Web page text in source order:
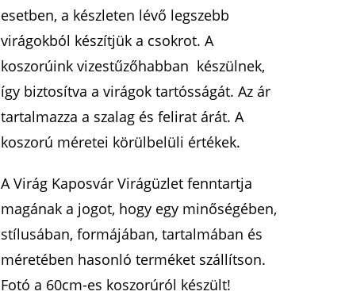
esetben, a készleten lévő legszebb
virágokból készítjük a csokrot. A
koszorúink vizestűzőhabban készülnek,
így biztosítva a virágok tartósságát. Az ár
tartalmazza a szalag és felirat árát. A
koszorú méretei körülbelüli értékek.
A Virág Kaposvár Virágüzlet fenntartja
magának a jogot, hogy egy minőségében,
stílusában, formájában, tartalmában és
méretében hasonló terméket szállítson.
Fotó a 60cm-es koszorúról készült!